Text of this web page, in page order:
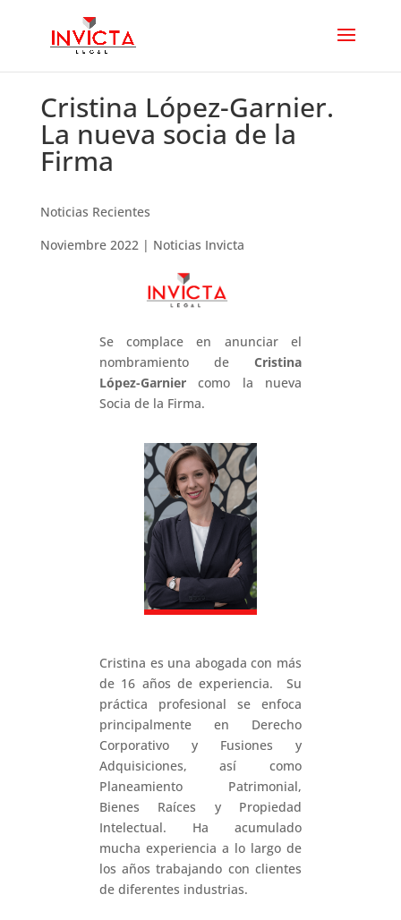
Cristina López-Garnier.
La nueva socia de la
Firma
Noticias Recientes
Noviembre 2022 | Noticias Invicta
Se complace en anunciar el
nombramiento de Cristina
López-Garnier como la nueva
Socia de la Firma.
Cristina es una abogada con más
de 16 años de experiencia. Su
práctica profesional se enfoca
principalmente en Derecho
Corporativo y Fusiones y
Adquisiciones, así como
Planeamiento Patrimonial,
Bienes Raíces y Propiedad
Intelectual. Ha acumulado
mucha experiencia a lo largo de
los años trabajando con clientes
de diferentes industrias.